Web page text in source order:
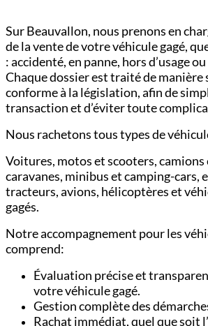
Sur Beauvallon, nous prenons en
de la vente de votre véhicule gagé,
: accidenté, en panne, hors d’usage
Chaque dossier est traité de manière
conforme à la législation, afin de
transaction et d’éviter toute
Nous rachetons tous types de
Voitures, motos et scooters,
caravanes, minibus et camping-cars,
tracteurs,avions, hélicoptères et
gagés.
Notre accompagnement pour les
comprend:
Évaluation précise et
votre véhicule gagé.
Gestion complète des
Rachat immédiat, quel que soit